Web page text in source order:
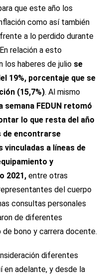
que este año los
como así también
a lo perdido durante
relación a esto
los haberes de julio se
19%, porcentaje que se
(15,7%). Al mismo
semana FEDUN retomó
lo que resta del año
de encontrarse
vinculadas a líneas de
y
2021, entre otras
del cuerpo
consultas personales
de diferentes
bono y carrera docente.
diferentes
en adelante, y desde la